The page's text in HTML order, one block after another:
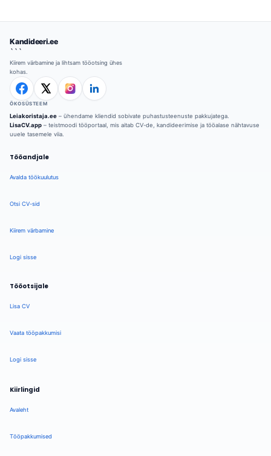
Kandideeri.ee
```
Kiirem värbamine ja lihtsam tööotsing ühes
kohas.
ÖKOSÜSTEEM
Leiakoristaja.ee – ühendame kliendid sobivate puhastusteenuste pakkujatega.
LisaCV.app – teistmoodi tööportaal, mis aitab CV-de, kandideerimise ja tööalase nähtavuse
uuele tasemele viia.
Tööandjale
Avalda töökuulutus
Otsi CV-sid
Kiirem värbamine
Logi sisse
Tööotsijale
Lisa CV
Vaata tööpakkumisi
Logi sisse
Kiirlingid
Avaleht
Tööpakkumised